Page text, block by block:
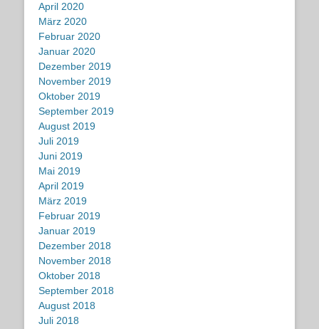
April 2020
März 2020
Februar 2020
Januar 2020
Dezember 2019
November 2019
Oktober 2019
September 2019
August 2019
Juli 2019
Juni 2019
Mai 2019
April 2019
März 2019
Februar 2019
Januar 2019
Dezember 2018
November 2018
Oktober 2018
September 2018
August 2018
Juli 2018